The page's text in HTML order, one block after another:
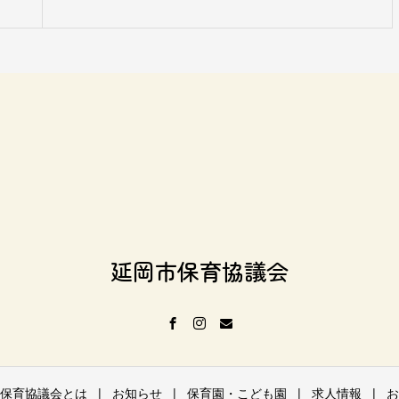
延岡市保育協議会
育協議会とは お知らせ 保育園・こども園 求人情報